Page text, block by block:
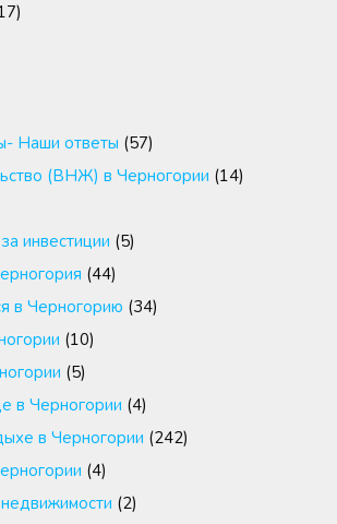
Наши ответы (57)
(ВНЖ) в Черногории (14)
инвестиции (5)
(44)
в Черногорию (34)
(10)
(5)
в Черногории (4)
в Черногории (242)
(4)
(2)